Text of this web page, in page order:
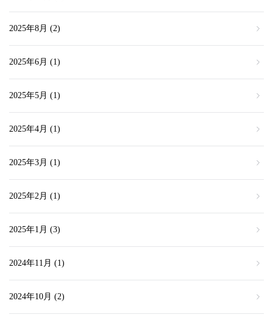
2025年8月 (2)
2025年6月 (1)
2025年5月 (1)
2025年4月 (1)
2025年3月 (1)
2025年2月 (1)
2025年1月 (3)
2024年11月 (1)
2024年10月 (2)